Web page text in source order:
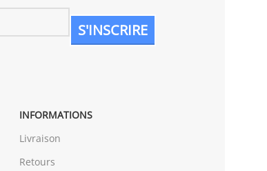
INFORMATIONS
Livraison
Retours